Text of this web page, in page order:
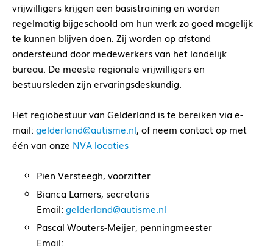
vrijwilligers krijgen een basistraining en worden
regelmatig bijgeschoold om hun werk zo goed mogelijk
te kunnen blijven doen. Zij worden op afstand
ondersteund door medewerkers van het landelijk
bureau. De meeste regionale vrijwilligers en
bestuursleden zijn ervaringsdeskundig.
Het regiobestuur van Gelderland is te bereiken via e-
mail: gelderland@autisme.nl, of neem contact op met
één van onze NVA locaties
Pien Versteegh, voorzitter
Bianca Lamers, secretaris
Email: gelderland@autisme.nl
Pascal Wouters-Meijer, penningmeester
Email: